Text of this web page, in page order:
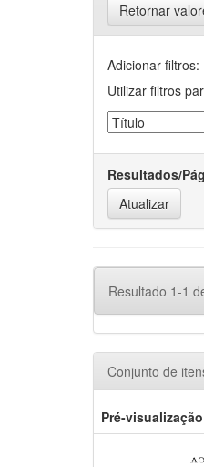
Retornar
Adicionar filtros:
Utilizar filtros
Resultados/
Resultado 1-1
Conjunto de
Pré-visualização